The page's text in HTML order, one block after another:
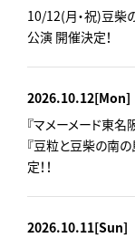
10/12(月・祝)豆柴
公演 開催決定！
2026.10.12[Mon]
『マメーメード東
『豆粒と豆柴の南
定！！
2026.10.11[Sun]